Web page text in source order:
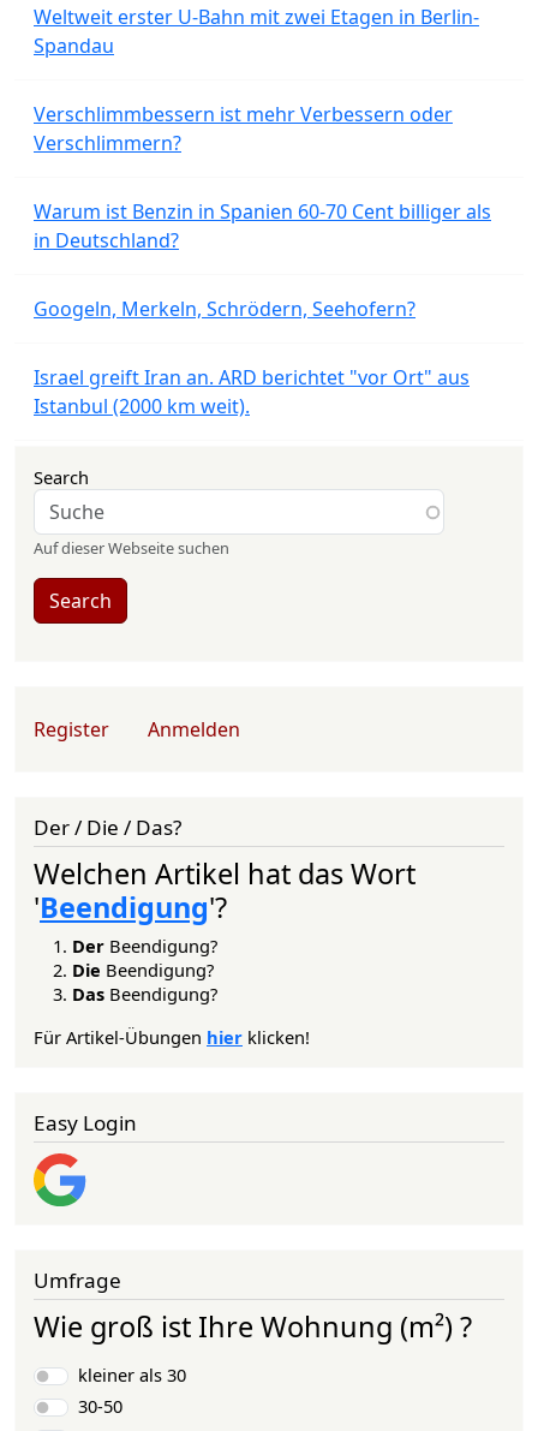
Weltweit erster U-Bahn mit zwei Etagen in Berlin-
Spandau
Verschlimmbessern ist mehr Verbessern oder
Verschlimmern?
Warum ist Benzin in Spanien 60-70 Cent billiger als
in Deutschland?
Googeln, Merkeln, Schrödern, Seehofern?
Israel greift Iran an. ARD berichtet "vor Ort" aus
Istanbul (2000 km weit).
Search
Auf dieser Webseite suchen
Search
User account menu
Register Anmelden
Der / Die / Das?
Welchen Artikel hat das Wort
'Beendigung'?
Der Beendigung?
Die Beendigung?
Das Beendigung?
Für Artikel-Übungen hier klicken!
Easy Login
Umfrage
Wie groß ist Ihre Wohnung (m²) ?
Auswahlmöglichkeiten
kleiner als 30
30-50